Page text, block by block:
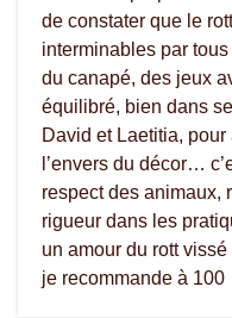
de constater que le
interminables par
du canapé, des jeux
équilibré, bien dans
David et Laetitia,
l’envers du décor…
respect des animaux,
rigueur dans les
un amour du rott
je recommande à 100